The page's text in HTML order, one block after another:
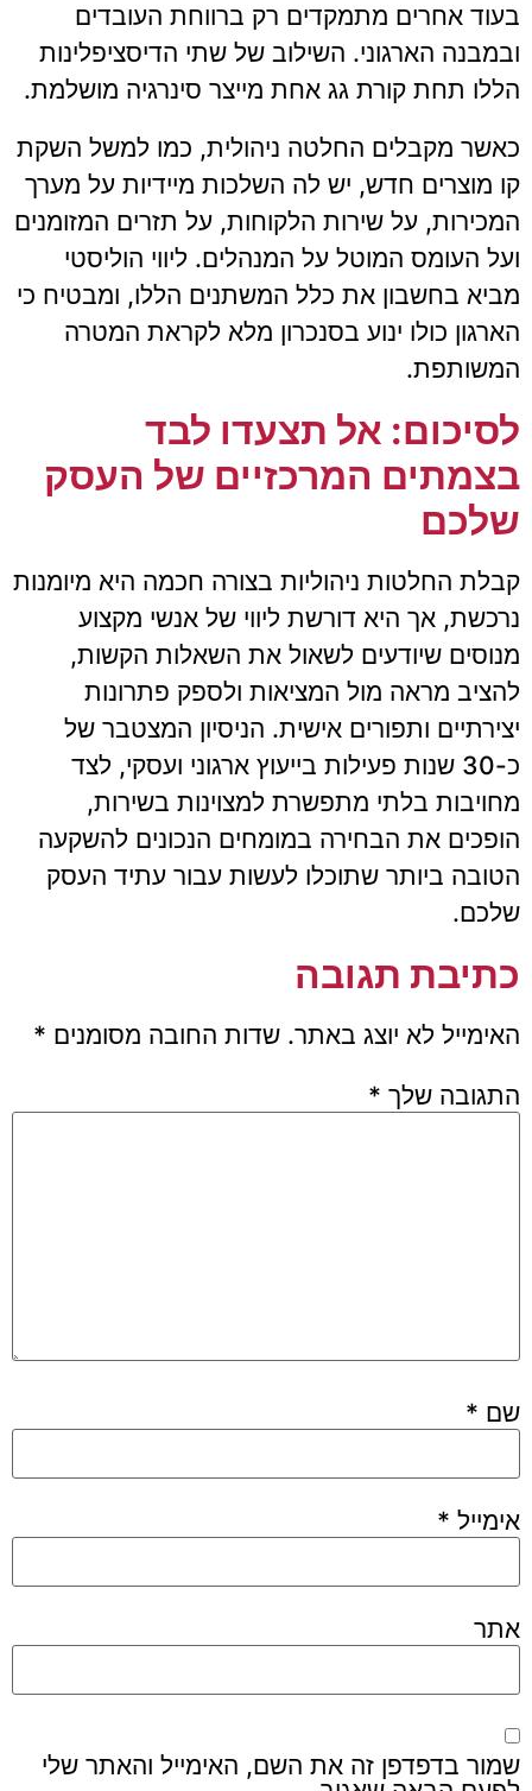
בעוד אחרים מתמקדים רק ברווחת העובדים
ובמבנה הארגוני. השילוב של שתי הדיסציפלינות
הללו תחת קורת גג אחת מייצר סינרגיה מושלמת.
כאשר מקבלים החלטה ניהולית, כמו למשל השקת
קו מוצרים חדש, יש לה השלכות מיידיות על מערך
המכירות, על שירות הלקוחות, על תזרים המזומנים
ועל העומס המוטל על המנהלים. ליווי הוליסטי
מביא בחשבון את כלל המשתנים הללו, ומבטיח כי
הארגון כולו ינוע בסנכרון מלא לקראת המטרה
המשותפת.
לסיכום: אל תצעדו לבד
בצמתים המרכזיים של העסק
שלכם
קבלת החלטות ניהוליות בצורה חכמה היא מיומנות
נרכשת, אך היא דורשת ליווי של אנשי מקצוע
מנוסים שיודעים לשאול את השאלות הקשות,
להציב מראה מול המציאות ולספק פתרונות
יצירתיים ותפורים אישית. הניסיון המצטבר של
כ-30 שנות פעילות בייעוץ ארגוני ועסקי, לצד
מחויבות בלתי מתפשרת למצוינות בשירות,
הופכים את הבחירה במומחים הנכונים להשקעה
הטובה ביותר שתוכלו לעשות עבור עתיד העסק
שלכם.
כתיבת תגובה
האימייל לא יוצג באתר. שדות החובה מסומנים *
התגובה שלך *
שם *
אימייל *
אתר
שמור בדפדפן זה את השם, האימייל והאתר שלי